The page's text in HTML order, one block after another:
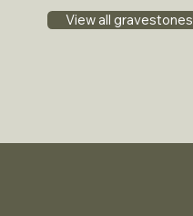
View all gravestones